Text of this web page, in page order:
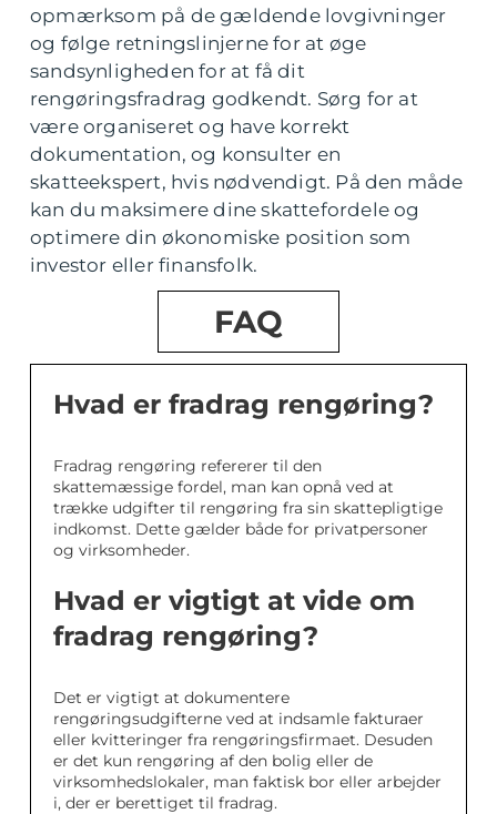
opmærksom på de gældende lovgivninger
og følge retningslinjerne for at øge
sandsynligheden for at få dit
rengøringsfradrag godkendt. Sørg for at
være organiseret og have korrekt
dokumentation, og konsulter en
skatteekspert, hvis nødvendigt. På den måde
kan du maksimere dine skattefordele og
optimere din økonomiske position som
investor eller finansfolk.
FAQ
Hvad er fradrag rengøring?
Fradrag rengøring refererer til den
skattemæssige fordel, man kan opnå ved at
trække udgifter til rengøring fra sin skattepligtige
indkomst. Dette gælder både for privatpersoner
og virksomheder.
Hvad er vigtigt at vide om
fradrag rengøring?
Det er vigtigt at dokumentere
rengøringsudgifterne ved at indsamle fakturaer
eller kvitteringer fra rengøringsfirmaet. Desuden
er det kun rengøring af den bolig eller de
virksomhedslokaler, man faktisk bor eller arbejder
i, der er berettiget til fradrag.